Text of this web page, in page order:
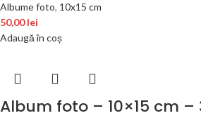
Albume foto, 10x15 cm
50,00lei
Adaugă în coș
Album foto – 10×15 cm –